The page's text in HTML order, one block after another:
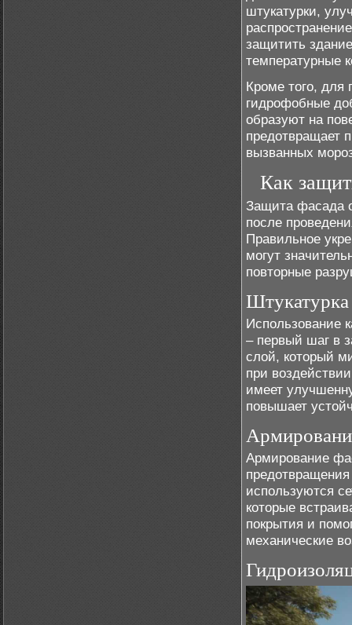
штукатурки,
защитить
температурные
Кроме того, для
гидрофобные
образуют на
предотвращает
вызванных
Как
Защита фасада
после
Правильное
могут
повторные
Штукатурка
Использование
– первый шаг в
слой, который
при
имеет
повышает
Армирование
используются
которые
покрытия и
механические